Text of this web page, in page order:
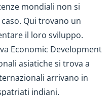
mondiali non si
Qui trovano un
il loro sviluppo.
Economic Development
asiatiche si trova a
arrivano in
indiani.